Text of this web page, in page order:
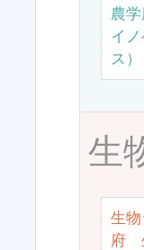
農
イ
ス）
生
生
府